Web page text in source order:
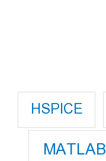
HSPICE
MATLAB